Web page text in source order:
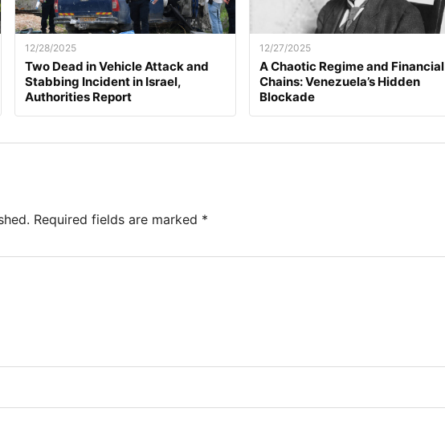
12/28/2025
Two Dead in Vehicle Attack and
Stabbing Incident in Israel,
Authorities Report
12/27/2025
A Chaotic Regime and Financial
Chains: Venezuela’s Hidden
Blockade
Required fields are marked *